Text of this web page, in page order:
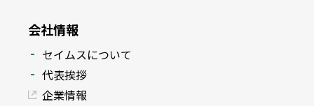
会社情報
セイムスについて
代表挨拶
企業情報